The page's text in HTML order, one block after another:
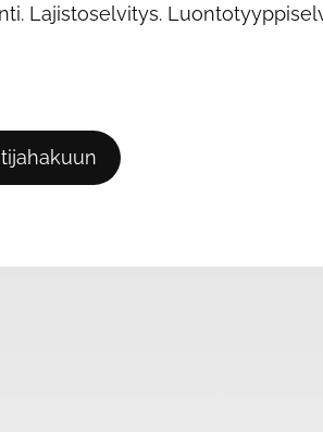
Lajistoselvitys.